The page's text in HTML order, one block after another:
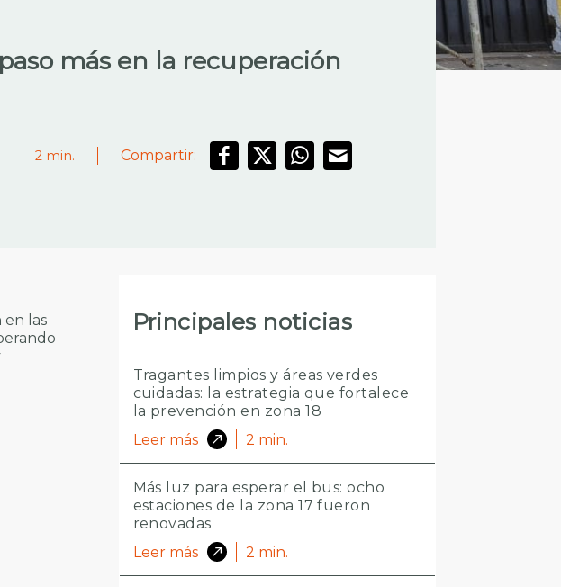
más en la recuperación
2 min. Compartir:
en las
Principales noticias
Tragantes limpios y áreas verdes
cuidadas: la estrategia que fortalece
la prevención en zona 18
Leer más
2 min.
Más luz para esperar el bus: ocho
estaciones de la zona 17 fueron
renovadas
Leer más
2 min.